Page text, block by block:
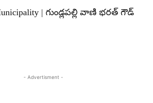
| గుండ్లపల్లి వాణి భరత్ గౌడ్
- Advertisment -